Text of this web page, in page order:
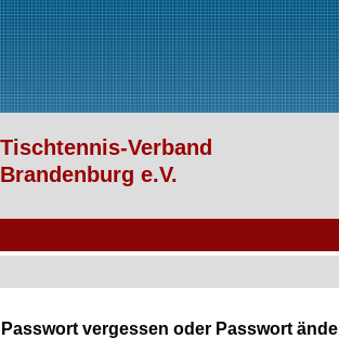
Passwort vergessen oder Passwort